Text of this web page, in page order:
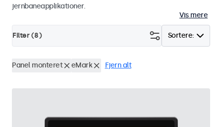
jernbaneapplikationer.
Vis mere
Sortere:
Filter (8)
Panel monteret eMark Fjern alt